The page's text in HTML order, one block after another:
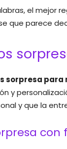
el mejor
que parece
sorpresa para
y
y que la
con